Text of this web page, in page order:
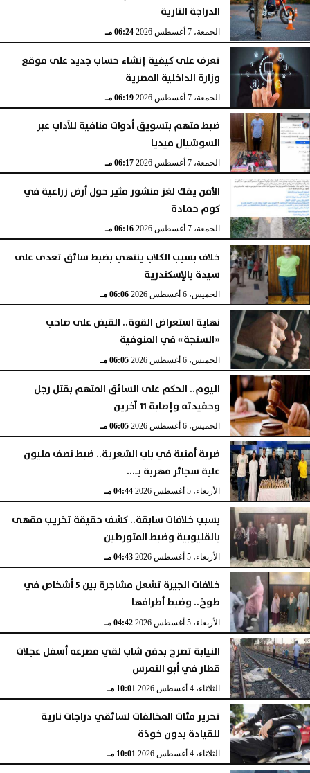
الدراجة النارية
الجمعة، 7 أغسطس 2026 06:24 مـ
تعرف على كيفية إنشاء حساب جديد على موقع
وزارة الداخلية المصرية
الجمعة، 7 أغسطس 2026 06:19 مـ
ضبط متهم بتسويق أدوات منافية للآداب عبر
السوشيال ميديا
الجمعة، 7 أغسطس 2026 06:17 مـ
الأمن يفك لغز منشور مثير حول أرض زراعية في
كوم حمادة
الجمعة، 7 أغسطس 2026 06:16 مـ
خلاف بسبب الكلاب ينتهي بضبط سائق تعدى على
سيدة بالإسكندرية
الخميس، 6 أغسطس 2026 06:06 مـ
نهاية استعراض القوة.. القبض على صاحب
«السنجة» في المنوفية
الخميس، 6 أغسطس 2026 06:05 مـ
اليوم.. الحكم على السائق المتهم بقتل رجل
وحفيدته وإصابة 11 آخرين
الخميس، 6 أغسطس 2026 06:05 مـ
ضربة أمنية في باب الشعرية.. ضبط نصف مليون
علبة سجائر مهربة بـ...
الأربعاء، 5 أغسطس 2026 04:44 مـ
بسبب خلافات سابقة.. كشف حقيقة تخريب مقهى
بالقليوبية وضبط المتورطين
الأربعاء، 5 أغسطس 2026 04:43 مـ
خلافات الجيرة تشعل مشاجرة بين 5 أشخاص في
طوخ.. وضبط أطرافها
الأربعاء، 5 أغسطس 2026 04:42 مـ
النيابة تصرح بدفن شاب لقي مصرعه أسفل عجلات
قطار في أبو النمرس
الثلاثاء، 4 أغسطس 2026 10:01 مـ
تحرير مئات المخالفات لسائقي دراجات نارية
للقيادة بدون خوذة
الثلاثاء، 4 أغسطس 2026 10:01 مـ